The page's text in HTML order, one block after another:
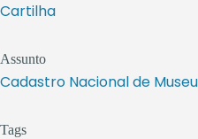
Cartilha
Assunto
Cadastro Nacional de
Tags